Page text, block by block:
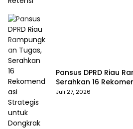
Pansus DPRD Riau
Serahkan 16
Dongkrak
Juli 27, 2026